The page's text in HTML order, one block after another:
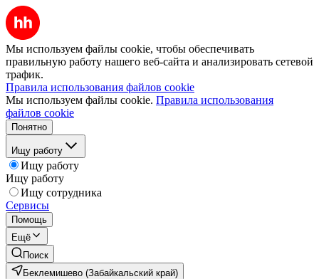
Мы используем файлы cookie, чтобы обеспечивать
правильную работу нашего веб-сайта и анализировать сетевой
трафик.
Правила использования файлов cookie
Мы используем файлы cookie. Правила использования
файлов cookie
Понятно
Ищу работу
Ищу работу
Ищу работу
Ищу сотрудника
Сервисы
Помощь
Ещё
Поиск
Беклемишево (Забайкальский край)